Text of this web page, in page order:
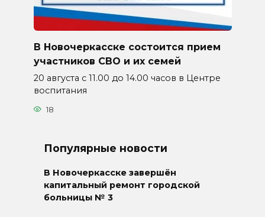
В Новочеркасске состоится прием
участников СВО и их семей
20 августа с 11.00 до 14.00 часов в Центре
воспитания
18
Популярные новости
В Новочеркасске завершён
капитальный ремонт городской
больницы № 3